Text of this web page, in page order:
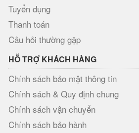
Tuyển dụng
Thanh toán
Câu hỏi thường gặp
HỖ TRỢ KHÁCH HÀNG
Chính sách bảo mật thông tin
Chính sách & Quy định chung
Chính sách vận chuyển
Chính sách bảo hành